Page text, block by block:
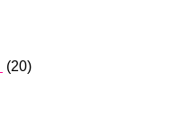
(20)